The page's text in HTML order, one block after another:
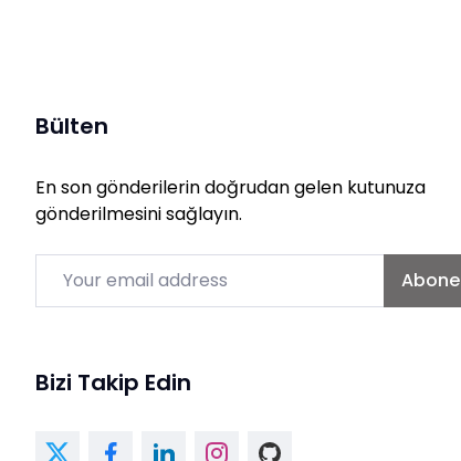
Bülten
En son gönderilerin doğrudan gelen kutunuza
gönderilmesini sağlayın.
Abone
Bizi Takip Edin